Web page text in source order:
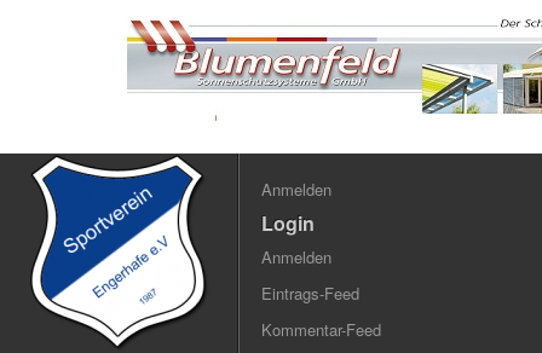
Anmelden
Login
Anmelden
Eintrags-Feed
Kommentar-Feed